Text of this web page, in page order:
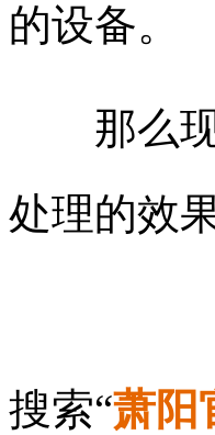
的设备。
那么现
处理的效
搜索“萧阳